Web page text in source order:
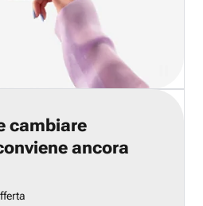
cambiare
ancora